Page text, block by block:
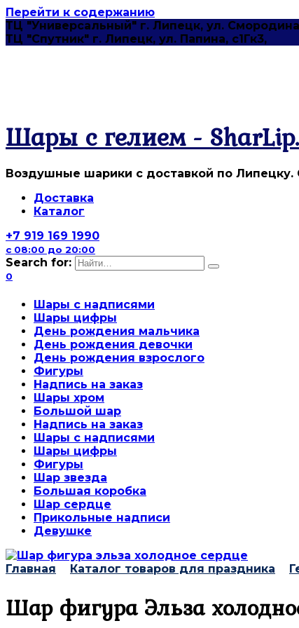
Перейти к содержанию
ТЦ "Универсальный" г. Липецк, ул.
ТЦ "Спутник" г. Липецк, ул. Папина, с1Гк3,
Шары с гелием -
Воздушные шарики с доставкой по Липецку.
Доставка
Каталог
+7 919 169 1990
с 08:00 до 20:00
Search for:
0
Шары с надписями
Шары цифры
День рождения мальчика
День рождения девочки
День рождения взрослого
Фигуры
Надпись на заказ
Шары хром
Большой шар
Надпись на заказ
Шары с надписями
Шары цифры
Фигуры
Шар звезда
Большая коробка
Шар сердце
Прикольные надписи
Девушке
Главная Каталог товаров для праздника
Шар фигура Эльза